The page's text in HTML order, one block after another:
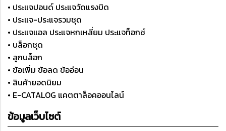
• ประแจปอนด์ ประแจวัดแรงบิด
• ประแจ-ประแจรวมชุด
• ประแจแอล ประแจหกเหลี่ยม ประแจท็อกซ์
• บล็อกชุด
• ลูกบล็อก
• ข้อเพิ่ม ข้อลด ข้ออ่อน
• สินค้ายอดนิยม
• E-CATALOG แคตตาล็อคออนไลน์
ข้อมูลเว็บไซต์